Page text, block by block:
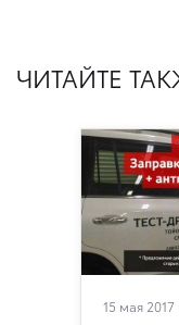
ЧИТАЙТЕ
15 мая 2017